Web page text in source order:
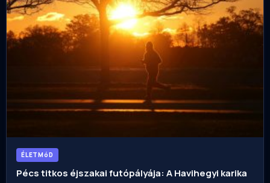
ÉLETMóD
Pécs titkos éjszakai futópályája: A Havihegyi karika